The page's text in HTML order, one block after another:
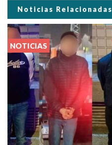
Noticias Relacionadas
NOTICIAS